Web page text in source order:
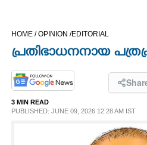
OPINION
PHOTOS
HOME /OPINION /EDITORIAL
പ്രതിഭാധനനായ
3 MIN READ
PUBLISHED: JUNE 09, 2026 12:28 AM IST